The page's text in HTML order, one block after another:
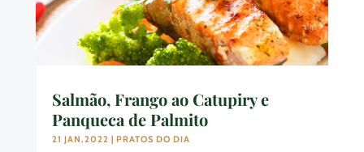
Salmão, Frango ao Catupiry e
Panqueca de Palmito
21 JAN,2022 | PRATOS DO DIA